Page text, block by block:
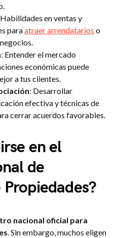
en ventas y
paraatraer arrendatarios o
: Entender el mercado
económicas puede
a tus clientes.
: Desarrollar
efectiva y técnicas de
cerrar acuerdos favorables.
en el
de
nacional oficial para
. Sin embargo, muchos eligen